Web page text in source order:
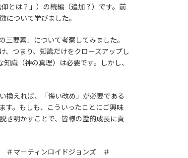
とは？」）の続編（追加？）です。前
について学びました。
要素」について考察してみました。
、つまり、知識だけをクローズアップし
識（神の真理）は必要です。しかし、
換えれば、「悔い改め」が必要である
す。もしも、こういったことにご興味
き明かすことで、皆様の霊的成長に貢
マーティンロイドジョンズ ＃